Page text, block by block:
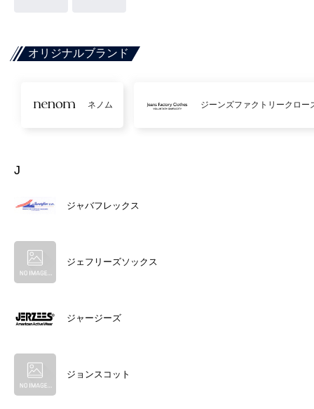
オリジナルブランド
ネノム ジーンズファクトリークロー
J
ジャバフレックス
ジェフリーズソックス
ジャージーズ
ジョンスコット